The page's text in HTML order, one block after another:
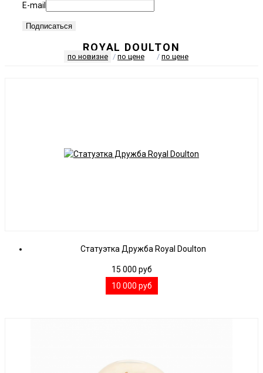
E-mail
ROYAL DOULTON
по новизне / по цене / по цене
Статуэтка Дружба Royal Doulton
15 000 руб
10 000 руб